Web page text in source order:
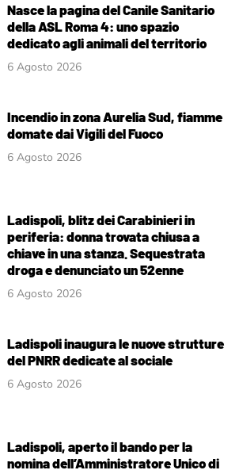
Nasce la pagina del Canile Sanitario
della ASL Roma 4: uno spazio
dedicato agli animali del territorio
6 Agosto 2026
Incendio in zona Aurelia Sud, fiamme
domate dai Vigili del Fuoco
6 Agosto 2026
Ladispoli, blitz dei Carabinieri in
periferia: donna trovata chiusa a
chiave in una stanza. Sequestrata
droga e denunciato un 52enne
6 Agosto 2026
Ladispoli inaugura le nuove strutture
del PNRR dedicate al sociale
6 Agosto 2026
Ladispoli, aperto il bando per la
nomina dell’Amministratore Unico di